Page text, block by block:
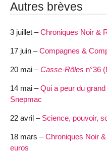
Autres brèves
3 juillet –Chroniques Noir &
17 juin –Compagnes &
20 mai –Casse-Rôles n°36
14 mai –Qui a peur du
Snepmac
22 avril – Science, pouvoir,
18 mars –Chroniques Noir
euros